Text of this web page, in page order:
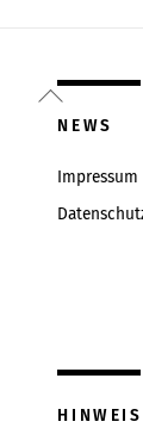
Back
To
NEWS
Impressum
HINWEIS